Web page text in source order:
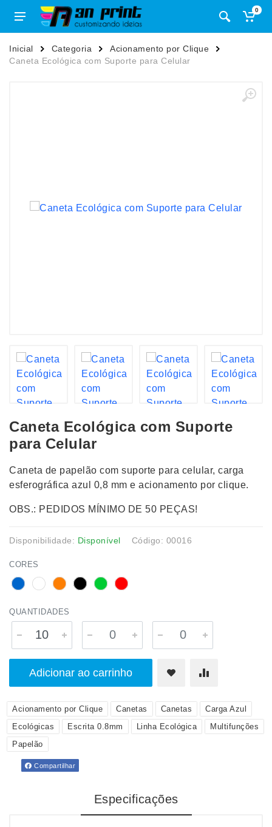
0
Inicial Categoria
Acionamento por Clique
Caneta Ecológica com Suporte para Celular
Caneta Ecológica com Suporte
para Celular
Caneta de papelão com suporte para celular, carga
esferográfica azul 0,8 mm e acionamento por clique.
OBS.: PEDIDOS MÍNIMO DE 50 PEÇAS!
Disponibilidade: Disponível Código: 00016
CORES
QUANTIDADES
Adicionar ao carrinho
Acionamento por Clique Canetas Canetas
Carga Azul
Ecológicas
Escrita 0.8mm Linha Ecológica
Multifunções
Papelão
Compartilhar
Especificações